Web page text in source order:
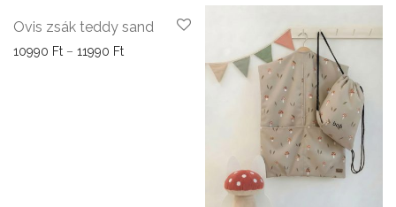
Ovis zsák teddy sand
10990 Ft – 11990 FtÁrtartomány: 10990 Ft - 11990 Ft